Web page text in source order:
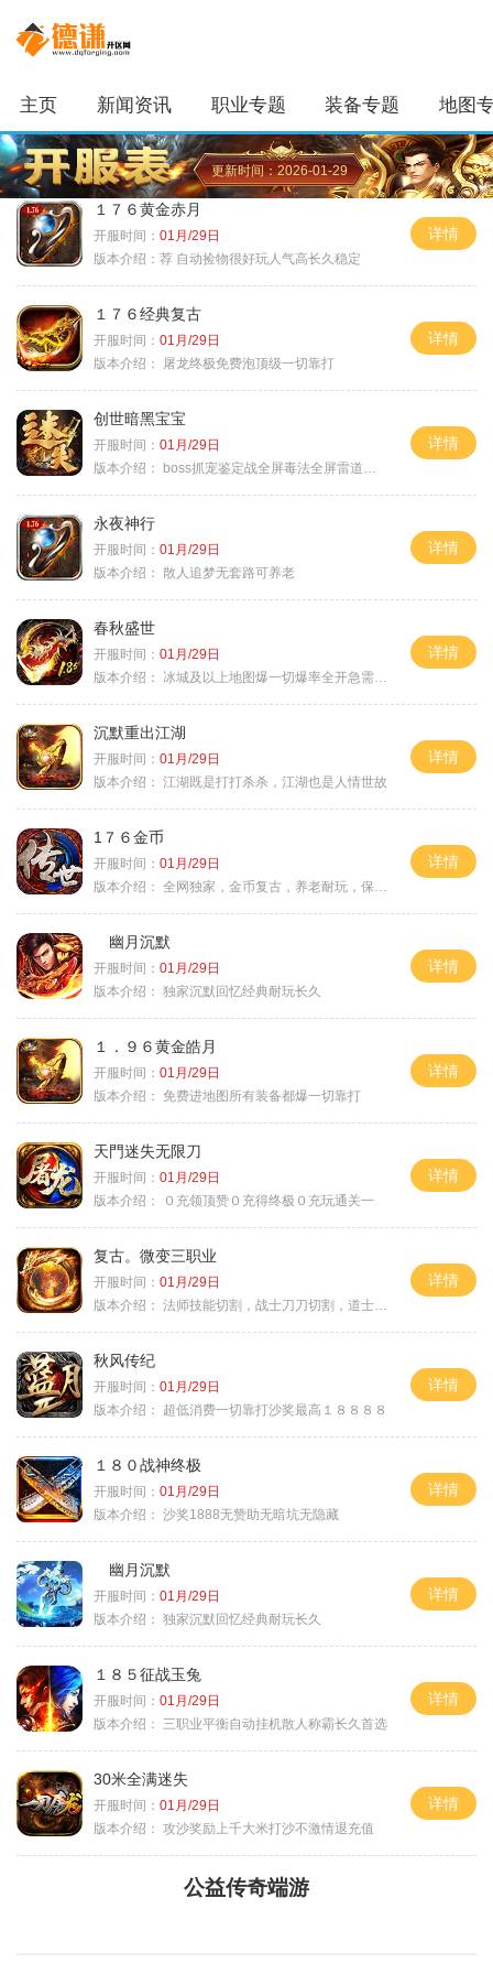
主页 新闻资讯 职业专题 装备专题 地图
更新时间：2026-01-29
１７６黄金赤月
开服时间： 01月/29日
版本介绍： 荐 自动捡物很好玩人气高长久稳定
详情
１７６经典复古
开服时间： 01月/29日
版本介绍：
屠龙终极免费泡顶级一切靠打
详情
创世暗黑宝宝
开服时间： 01月/29日
版本介绍：
boss抓宠鉴定战全屏毒法全屏雷道全屏狗
详情
永夜神行
开服时间： 01月/29日
版本介绍： 散人追梦无套路可养老
详情
春秋盛世
开服时间： 01月/29日
版本介绍：
冰城及以上地图爆一切爆率全开急需材料
详情
沉默重出江湖
开服时间： 01月/29日
版本介绍： 江湖既是打打杀杀，江湖也是人情世故
详情
1７６金币
开服时间： 01月/29日
版本介绍： 全网独家，金币复古，养老耐玩，保底回収
详情
幽月沉默
开服时间： 01月/29日
版本介绍： 独家沉默回忆经典耐玩长久
详情
１．９６黄金皓月
开服时间： 01月/29日
版本介绍： 免费进地图所有装备都爆一切靠打
详情
天門迷失无限刀
开服时间： 01月/29日
版本介绍：
０充领顶赞０充得终极０充玩通关一
详情
复古。微变三职业
开服时间： 01月/29日
版本介绍： 法师技能切割，战士刀刀切割，道士宠物秒怪
详情
秋风传纪
开服时间： 01月/29日
版本介绍：
超低消费一切靠打沙奖最高１８８８８
详情
１８０战神终极
开服时间： 01月/29日
版本介绍： 沙奖1888无赞助无暗坑无隐藏
详情
幽月沉默
开服时间： 01月/29日
版本介绍： 独家沉默回忆经典耐玩长久
详情
１８５征战玉兔
开服时间： 01月/29日
版本介绍：
三职业平衡自动挂机散人称霸长久首选
详情
30米全满迷失
开服时间： 01月/29日
版本介绍： 攻沙奖励上千大米打沙不激情退充值
详情
公益传奇端游